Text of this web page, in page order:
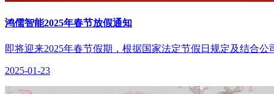
鸿儒智能2025年春节放假通知
即将迎来2025年春节假期，根据国家法定节假日规定及结合公
2025-01-23